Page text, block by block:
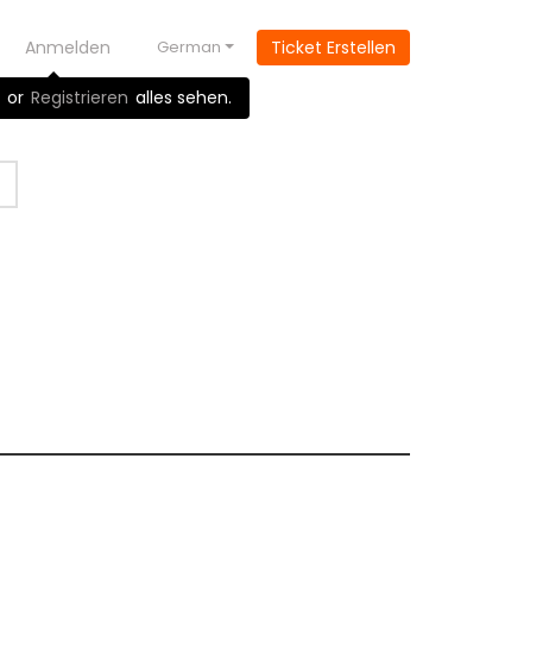
German
Anmelden
or Registrieren alles sehen.
Ticket Erstellen